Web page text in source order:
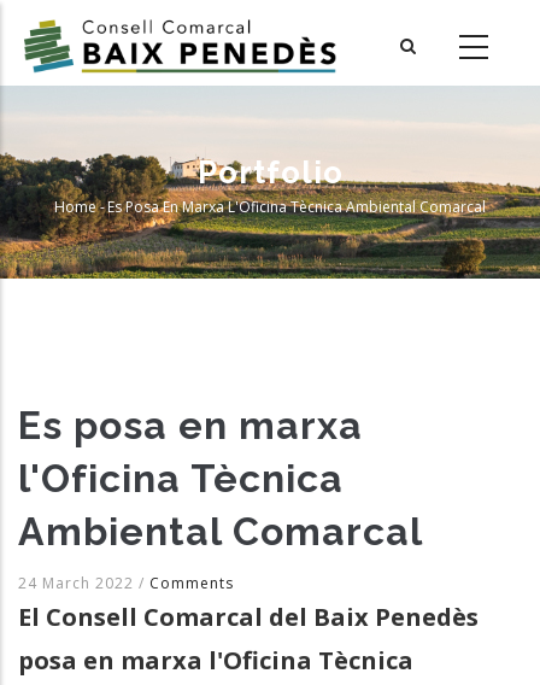
main
Portfolio
Breadcrumb
Home-Es Posa En Marxa L'Oficina Tècnica Ambiental Comarcal
Es posa en marxa
l'Oficina Tècnica
Ambiental Comarcal
24 March 2022 / Comments
El Consell Comarcal del Baix Penedès
posa en marxa l'Oficina Tècnica